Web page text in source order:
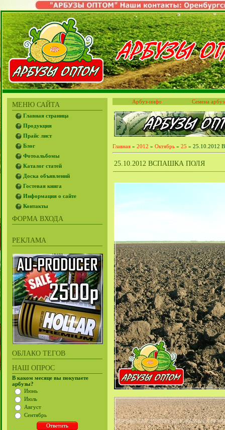
МЕНЮ САЙТА
Главная страница
Продукция
Прайс лист
Блог
Фотоальбомы
Каталог статей
Доска объявлений
Гостевая книга
Информация о сайте
Контакты
ФОРМА ВХОДА
РЕКЛАМА
ОБЛАКО ТЕГОВ
НАШ ОПРОС
В каком месяце вы покупаете
арбузы?
Июнь
Июль
Август
Сентябрь
Арбуз-инфо Семена
Главная » 2012 » Октябрь » 25 » 25.10.2012
25.10.2012 ВСПАШКА ПОЛЯ